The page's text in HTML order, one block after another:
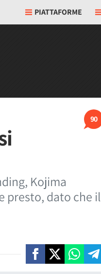
PIATTAFORME
90
Kojima
presto, dato che il